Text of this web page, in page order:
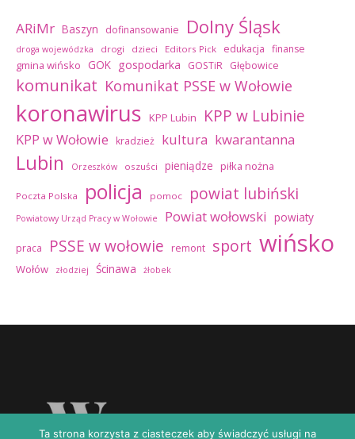
ARiMr Baszyn dofinansowanie Dolny Śląsk
droga wojewódzka drogi dzieci Editors Pick edukacja finanse
gmina wińsko GOK gospodarka GOSTiR Głębowice
komunikat Komunikat PSSE w Wołowie
koronawirus KPP Lubin KPP w Lubinie
KPP w Wołowie kradzież kultura kwarantanna
Lubin Orzeszków oszuści pieniądze piłka nożna
Poczta Polska policja pomoc powiat lubiński
Powiatowy Urząd Pracy w Wołowie Powiat wołowski powiaty
praca PSSE w wołowie remont sport wińsko
Wołów złodziej Ścinawa żłobek
Ta strona korzysta z ciasteczek aby świadczyć usługi na